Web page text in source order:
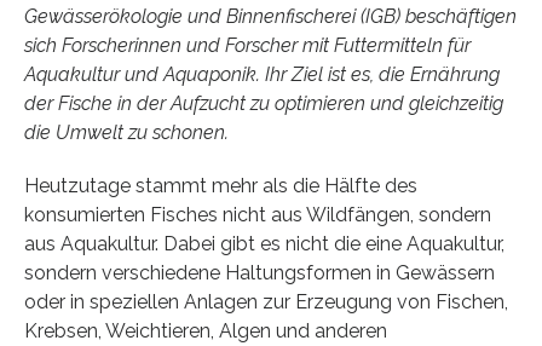
Gewässerökologie und Binnenfischerei (IGB) beschäftigen
sich Forscherinnen und Forscher mit Futtermitteln für
Aquakultur und Aquaponik. Ihr Ziel ist es, die Ernährung
der Fische in der Aufzucht zu optimieren und gleichzeitig
die Umwelt zu schonen.
Heutzutage stammt mehr als die Hälfte des
konsumierten Fisches nicht aus Wildfängen, sondern
aus Aquakultur. Dabei gibt es nicht die eine Aquakultur,
sondern verschiedene Haltungsformen in Gewässern
oder in speziellen Anlagen zur Erzeugung von Fischen,
Krebsen, Weichtieren, Algen und anderen